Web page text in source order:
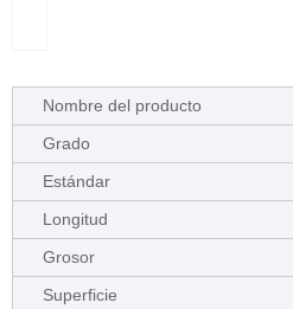
Nombre del producto
Grado
Estándar
Longitud
Grosor
Superficie